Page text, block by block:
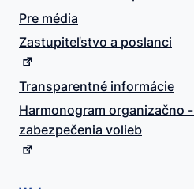
Pre média
Zastupiteľstvo a poslanci
Transparentné informácie
Harmonogram organizačno
zabezpečenia volieb